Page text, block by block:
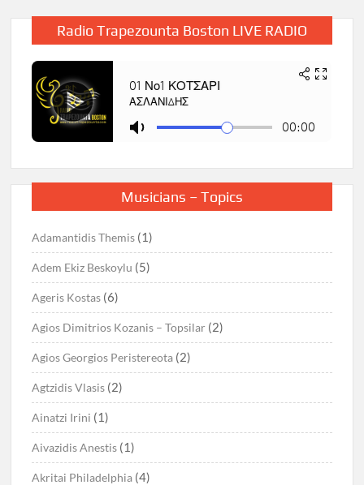
Radio Trapezounta Boston LIVE RADIO
Musicians – Topics
Adamantidis Themis (1)
Adem Ekiz Beskoylu (5)
Ageris Kostas (6)
Agios Dimitrios Kozanis – Topsilar (2)
Agios Georgios Peristereota (2)
Agtzidis Vlasis (2)
Ainatzi Irini (1)
Aivazidis Anestis (1)
Akritai Philadelphia (4)